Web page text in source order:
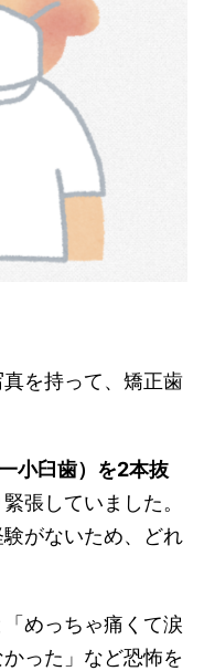
を持って、矯正歯
小臼歯）を2本抜
張していました。
がないため、どれ
めっちゃ痛くて涙
った」など恐怖を